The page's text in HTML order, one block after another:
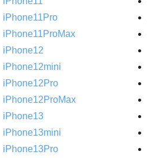
iPhone11Pro
iPhone11ProMax
iPhone12
iPhone12mini
iPhone12Pro
iPhone12ProMax
iPhone13
iPhone13mini
iPhone13Pro